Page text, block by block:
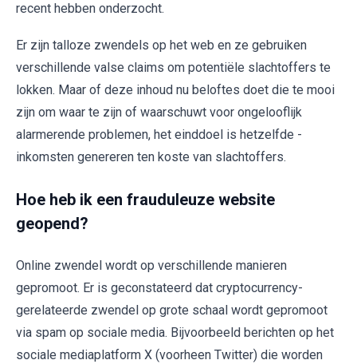
recent hebben onderzocht.
Er zijn talloze zwendels op het web en ze gebruiken
verschillende valse claims om potentiële slachtoffers te
lokken. Maar of deze inhoud nu beloftes doet die te mooi
zijn om waar te zijn of waarschuwt voor ongelooflijk
alarmerende problemen, het einddoel is hetzelfde -
inkomsten genereren ten koste van slachtoffers.
Hoe heb ik een frauduleuze website
geopend?
Online zwendel wordt op verschillende manieren
gepromoot. Er is geconstateerd dat cryptocurrency-
gerelateerde zwendel op grote schaal wordt gepromoot
via spam op sociale media. Bijvoorbeeld berichten op het
sociale mediaplatform X (voorheen Twitter) die worden